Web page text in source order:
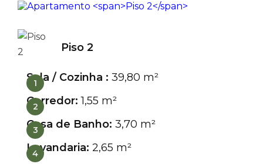
Piso 2
1
Sala / Cozinha : 39,80 m²
2
Corredor:1,55 m²
3
Casa de Banho: 3,70 m²
4
Lavandaria: 2,65 m²